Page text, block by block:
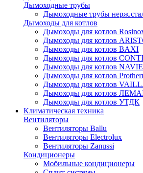
Дымоходные трубы
Дымоходные трубы
Дымоходы для котлов
Дымоходы для котлов
Дымоходы для котлов
Дымоходы для котлов BAXI
Дымоходы для котлов CONTI
Дымоходы для котлов
Дымоходы для котлов
Дымоходы для котлов
Дымоходы для котлов
Дымоходы для котлов УТДК
Климатическая техника
Вентиляторы
Вентиляторы Ballu
Вентиляторы Electrolux
Вентиляторы Zanussi
Кондиционеры
Мобильные кондиционеры